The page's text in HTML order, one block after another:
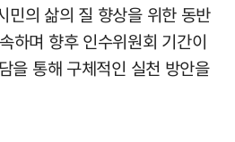
민의 삶의 질 향상을 위한 동반
하며 향후 인수위원회 기간이
을 통해 구체적인 실천 방안을